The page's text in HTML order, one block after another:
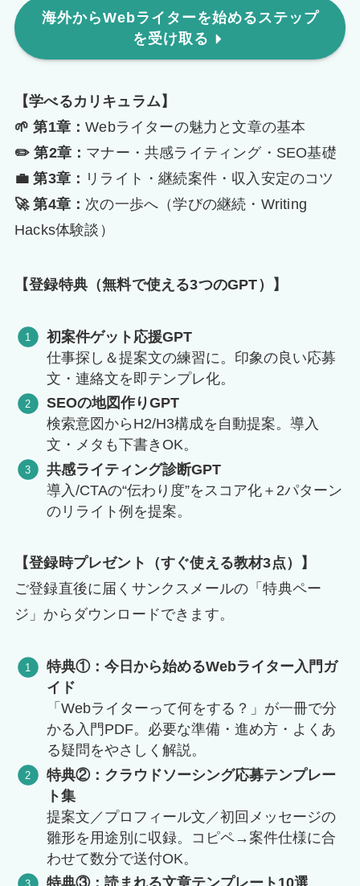
海外からWebライターを始めるステップ
を受け取る
【学べるカリキュラム】
🌱 第1章：Webライターの魅力と文章の基本
✏️ 第2章： マナー・共感ライティング・SEO基礎
💼 第3章： リライト・継続案件・収入安定のコツ
🚀 第4章： 次の一歩へ（学びの継続・Writing
Hacks体験談）
【登録特典（無料で使える3つのGPT）】
初案件ゲット応援GPT
仕事探し＆提案文の練習に。印象の良い応募
文・連絡文を即テンプレ化。
SEOの地図作りGPT
検索意図からH2/H3構成を自動提案。導入
文・メタも下書きOK。
共感ライティング診断GPT
導入/CTAの“伝わり度”をスコア化＋2パターン
のリライト例を提案。
【登録時プレゼント（すぐ使える教材3点）】
ご登録直後に届くサンクスメールの「特典ペー
ジ」からダウンロードできます。
特典①：今日から始めるWebライター入門ガ
イド
「Webライターって何をする？」が一冊で分
かる入門PDF。必要な準備・進め方・よくあ
る疑問をやさしく解説。
特典②：クラウドソーシング応募テンプレー
ト集
提案文／プロフィール文／初回メッセージの
雛形を用途別に収録。コピペ→案件仕様に合
わせて数分で送付OK。